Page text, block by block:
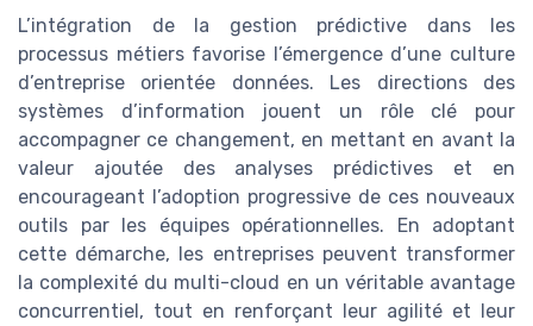
L’intégration de la gestion prédictive dans les
processus métiers favorise l’émergence d’une culture
d’entreprise orientée données. Les directions des
systèmes d’information jouent un rôle clé pour
accompagner ce changement, en mettant en avant la
valeur ajoutée des analyses prédictives et en
encourageant l’adoption progressive de ces nouveaux
outils par les équipes opérationnelles. En adoptant
cette démarche, les entreprises peuvent transformer
la complexité du multi-cloud en un véritable avantage
concurrentiel, tout en renforçant leur agilité et leur